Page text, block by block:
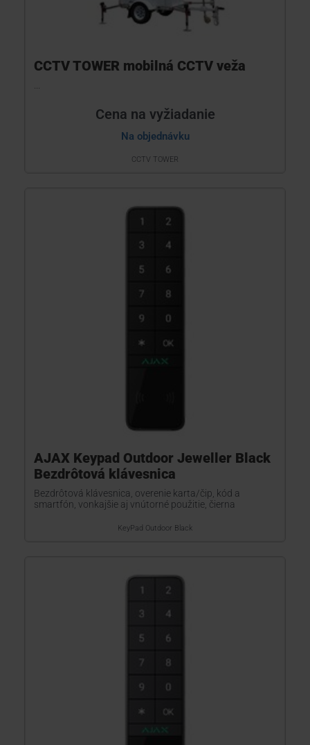
CCTV TOWER mobilná CCTV veža
Cena na vyžiadanie
Na objednávku
CCTV TOWER
AJAX Keypad Outdoor Jeweller Black
Bezdrôtová klávesnica
Bezdrôtová klávesnica, overenie karta/čip, kód a
smartfón, vonkajšie aj vnútorné použitie, čierna
KeyPad Outdoor Black